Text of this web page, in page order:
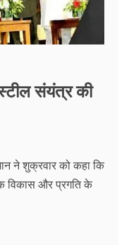
संयंत्र की
ने शुक्रवार को कहा कि
विकास और प्रगति के